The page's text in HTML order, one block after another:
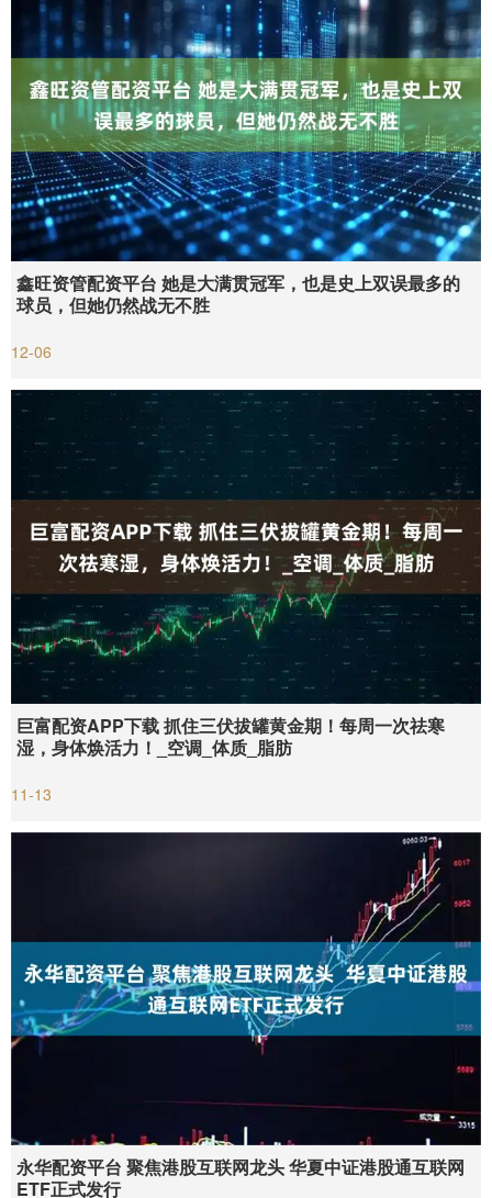
鑫旺资管配资平台 她是大满贯冠军，也是史上双误最多的
球员，但她仍然战无不胜
12-06
巨富配资APP下载 抓住三伏拔罐黄金期！每周一次祛寒
湿，身体焕活力！_空调_体质_脂肪
11-13
永华配资平台 聚焦港股互联网龙头 华夏中证港股通互联网
ETF正式发行